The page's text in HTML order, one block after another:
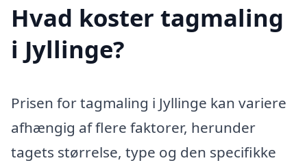
Hvad koster tagmaling
i Jyllinge?
Prisen for tagmaling i Jyllinge kan variere
afhængig af flere faktorer, herunder
tagets størrelse, type og den specifikke